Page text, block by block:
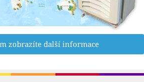
zobrazíte další informace